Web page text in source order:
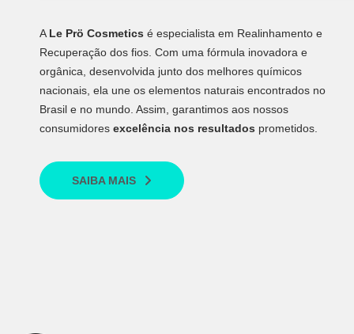
A Le Prö Cosmetics é especialista em Realinhamento e
Recuperação dos fios. Com uma fórmula inovadora e
orgânica, desenvolvida junto dos melhores químicos
nacionais, ela une os elementos naturais encontrados no
Brasil e no mundo. Assim, garantimos aos nossos
consumidores excelência nos resultados prometidos.
SAIBA MAIS